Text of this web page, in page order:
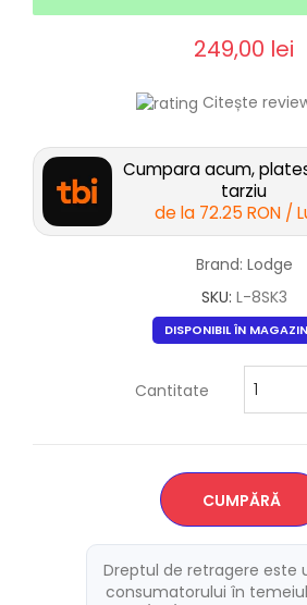
249,00 lei
Citește
Cumpara acum,
tarziu
de la 72.25 RON /
Brand: Lodge
SKU: L-8SK3
DISPONIBIL ÎN MAGAZIN
Cantitate
CUMPĂRĂ
Dreptul de retragere este
consumatorului în